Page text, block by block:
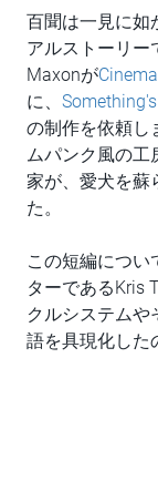
百聞は一見に如
アルストーリー
Maxonが
に、
の制作を依頼し
ムパンク風の工
家が、愛犬を蘇
た。
この短編につい
ターであるKris
クルシステムや
語を具現化した